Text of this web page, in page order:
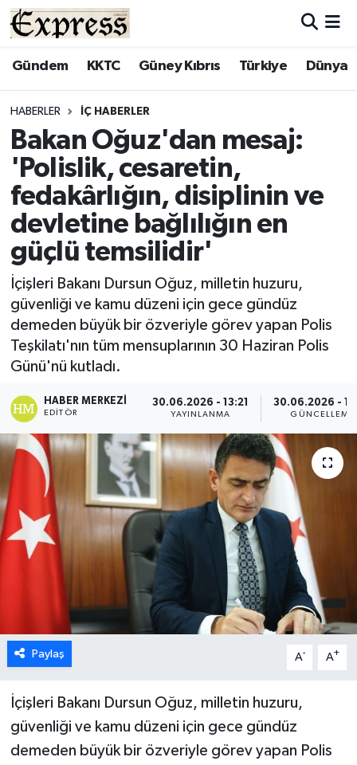
Gündem KKTC Güney Kıbrıs Türkiye Dünya
HABERLER İÇ HABERLER
Bakan Oğuz'dan mesaj:
'Polislik, cesaretin,
fedakârlığın, disiplinin ve
devletine bağlılığın en
güçlü temsilidir'
İçişleri Bakanı Dursun Oğuz, milletin huzuru,
güvenliği ve kamu düzeni için gece gündüz
demeden büyük bir özveriyle görev yapan Polis
Teşkilatı'nın tüm mensuplarının 30 Haziran Polis
Günü'nü kutladı.
HABER MERKEZI
EDITÖR
30.06.2026 - 13:21
YAYINLANMA
30.06.2026 -
GÜNCELLEME
Paylaş A- A+
İçişleri Bakanı Dursun Oğuz, milletin huzuru,
güvenliği ve kamu düzeni için gece gündüz
demeden büyük bir özveriyle görev yapan Polis
ALAYKÖY
BİLİM
ÇATALKÖY
DÜNYA
EĞİTİM
EKONOMİ
ENGLISH
GİRNE
GÜNDEM
GÜNEY KIBRIS
KÜLTÜR SANAT
LAPTA
LEFKOŞA
MAGAZİN
Hava Durumu
Süper Lig Puan Durumu ve Fikstür
Tüm Manşetler
Son Dakika Haberleri
Haber Arşivi